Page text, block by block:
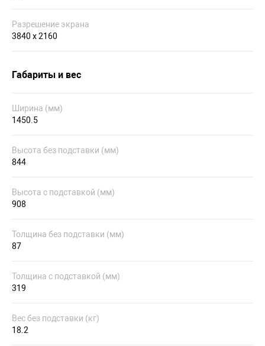
Разрешение экрана
3840 x 2160
Габариты и вес
Ширина (мм)
1450.5
Высота без подставки (мм)
844
Высота с подставкой (мм)
908
Толщина без подставки (мм)
87
Толщина с подставкой (мм)
319
Вес без подставки (кг)
18.2